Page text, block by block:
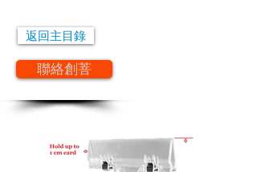
返回主目錄
聯絡創菩